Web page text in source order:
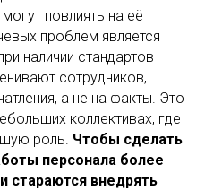
повлиять на её
проблем является
наличии стандартов
сотрудников,
а не на факты. Это
коллективах, где
роль. Чтобы сделать
персонала более
стараются внедрять